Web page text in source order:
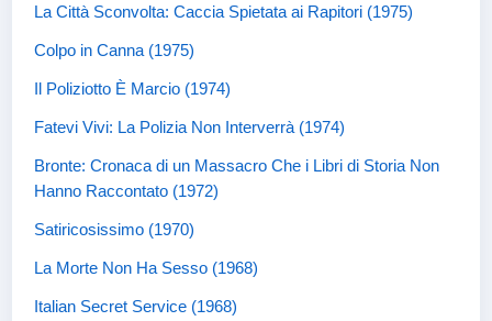
La Città Sconvolta: Caccia Spietata ai Rapitori (1975)
Colpo in Canna (1975)
Il Poliziotto È Marcio (1974)
Fatevi Vivi: La Polizia Non Interverrà (1974)
Bronte: Cronaca di un Massacro Che i Libri di Storia Non
Hanno Raccontato (1972)
Satiricosissimo (1970)
La Morte Non Ha Sesso (1968)
Italian Secret Service (1968)